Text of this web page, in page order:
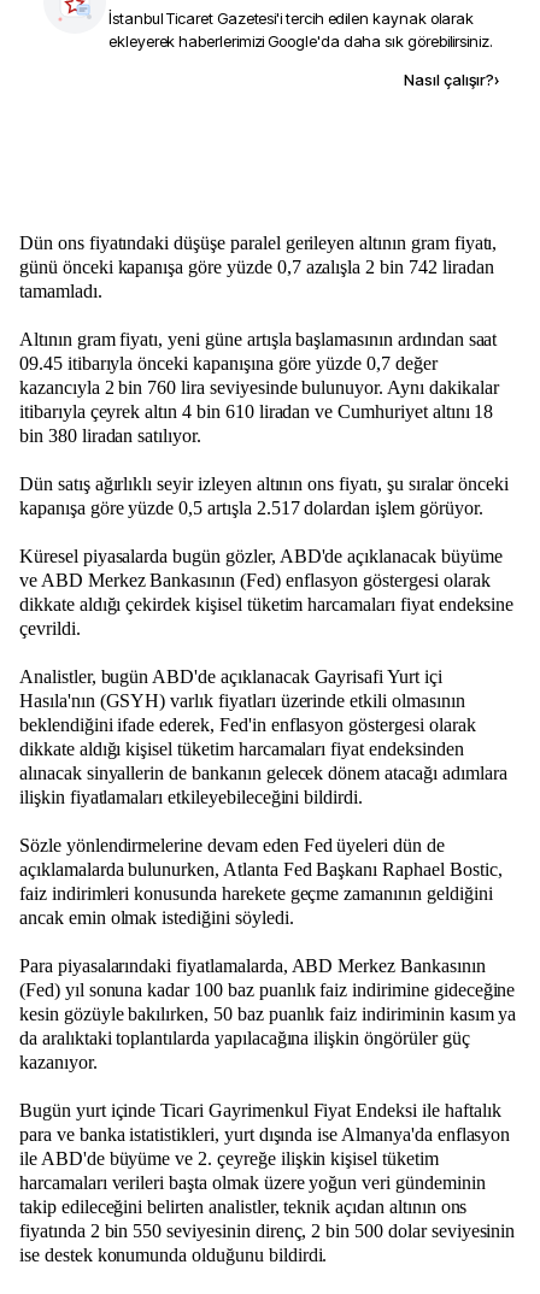
İstanbul Ticaret Gazetesi'i tercih edilen kaynak olarak
ekleyerek haberlerimizi Google'da daha sık görebilirsiniz.
Nasıl çalışır?›
Dün ons fiyatındaki düşüşe paralel gerileyen altının gram fiyatı,
günü önceki kapanışa göre yüzde 0,7 azalışla 2 bin 742 liradan
tamamladı.
Altının gram fiyatı, yeni güne artışla başlamasının ardından saat
09.45 itibarıyla önceki kapanışına göre yüzde 0,7 değer
kazancıyla 2 bin 760 lira seviyesinde bulunuyor. Aynı dakikalar
itibarıyla çeyrek altın 4 bin 610 liradan ve Cumhuriyet altını 18
bin 380 liradan satılıyor.
Dün satış ağırlıklı seyir izleyen altının ons fiyatı, şu sıralar önceki
kapanışa göre yüzde 0,5 artışla 2.517 dolardan işlem görüyor.
Küresel piyasalarda bugün gözler, ABD'de açıklanacak büyüme
ve ABD Merkez Bankasının (Fed) enflasyon göstergesi olarak
dikkate aldığı çekirdek kişisel tüketim harcamaları fiyat endeksine
çevrildi.
Analistler, bugün ABD'de açıklanacak Gayrisafi Yurt içi
Hasıla'nın (GSYH) varlık fiyatları üzerinde etkili olmasının
beklendiğini ifade ederek, Fed'in enflasyon göstergesi olarak
dikkate aldığı kişisel tüketim harcamaları fiyat endeksinden
alınacak sinyallerin de bankanın gelecek dönem atacağı adımlara
ilişkin fiyatlamaları etkileyebileceğini bildirdi.
Sözle yönlendirmelerine devam eden Fed üyeleri dün de
açıklamalarda bulunurken, Atlanta Fed Başkanı Raphael Bostic,
faiz indirimleri konusunda harekete geçme zamanının geldiğini
ancak emin olmak istediğini söyledi.
Para piyasalarındaki fiyatlamalarda, ABD Merkez Bankasının
(Fed) yıl sonuna kadar 100 baz puanlık faiz indirimine gideceğine
kesin gözüyle bakılırken, 50 baz puanlık faiz indiriminin kasım ya
da aralıktaki toplantılarda yapılacağına ilişkin öngörüler güç
kazanıyor.
Bugün yurt içinde Ticari Gayrimenkul Fiyat Endeksi ile haftalık
para ve banka istatistikleri, yurt dışında ise Almanya'da enflasyon
ile ABD'de büyüme ve 2. çeyreğe ilişkin kişisel tüketim
harcamaları verileri başta olmak üzere yoğun veri gündeminin
takip edileceğini belirten analistler, teknik açıdan altının ons
fiyatında 2 bin 550 seviyesinin direnç, 2 bin 500 dolar seviyesinin
ise destek konumunda olduğunu bildirdi.